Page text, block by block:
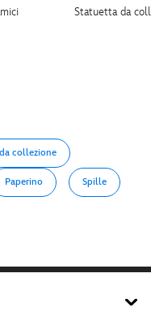
Statuetta da
collezione
Paperino Spille